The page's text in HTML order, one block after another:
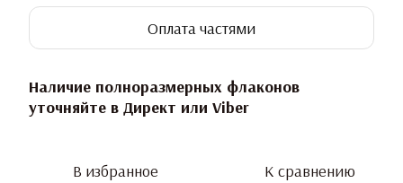
Оплата частями
Наличие полноразмерных флаконов
уточняйте в Директ или Viber
В избранное К сравнению